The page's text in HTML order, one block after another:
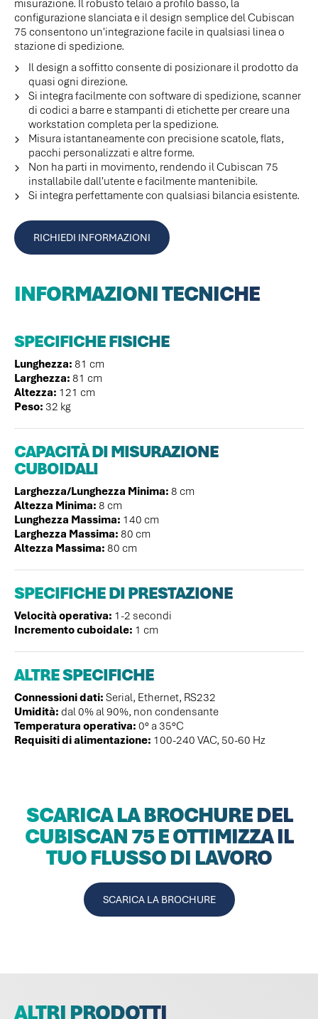
misurazione. Il robusto telaio a profilo basso, la
configurazione slanciata e il design semplice del Cubiscan
75 consentono un'integrazione facile in qualsiasi linea o
stazione di spedizione.
Il design a soffitto consente di posizionare il prodotto da
quasi ogni direzione.
Si integra facilmente con software di spedizione, scanner
di codici a barre e stampanti di etichette per creare una
workstation completa per la spedizione.
Misura istantaneamente con precisione scatole, flats,
pacchi personalizzati e altre forme.
Non ha parti in movimento, rendendo il Cubiscan 75
installabile dall'utente e facilmente mantenibile.
Si integra perfettamente con qualsiasi bilancia esistente.
RICHIEDI INFORMAZIONI
INFORMAZIONI TECNICHE
SPECIFICHEFISICHE
Lunghezza: 81 cm
Larghezza: 81 cm
Altezza: 121 cm
Peso: 32 kg
CAPACITÀ DI MISURAZIONE
CUBOIDALI
Larghezza/Lunghezza Minima: 8 cm
Altezza Minima: 8 cm
Lunghezza Massima: 140 cm
Larghezza Massima: 80 cm
Altezza Massima: 80 cm
SPECIFICHEDI PRESTAZIONE
Velocità operativa: 1-2 secondi
Incremento cuboidale: 1 cm
ALTRE SPECIFICHE
Connessioni dati: Serial, Ethernet, RS232
Umidità: dal 0% al 90%, non condensante
Temperatura operativa: 0° a 35°C
Requisiti di alimentazione: 100-240 VAC, 50-60 Hz
SCARICA LA BROCHURE DEL
CUBISCAN 75 E OTTIMIZZA IL
TUO FLUSSO DI LAVORO
SCARICA LA BROCHURE
ALTRI PRODOTTI